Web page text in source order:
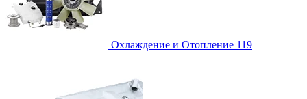
Охлаждение и Отопление 119